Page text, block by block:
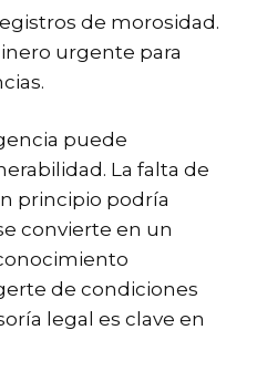
de morosidad.
urgente para
puede
La falta de
principio podría
convierte en un
de condiciones
legal es clave en